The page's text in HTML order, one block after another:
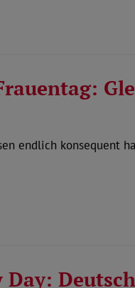
endlich konsequent